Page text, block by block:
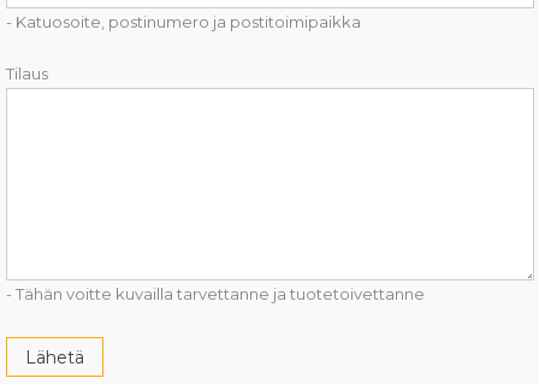
- Katuosoite, postinumero ja postitoimipaikka
Tilaus
- Tähän voitte kuvailla tarvettanne ja tuotetoivettanne